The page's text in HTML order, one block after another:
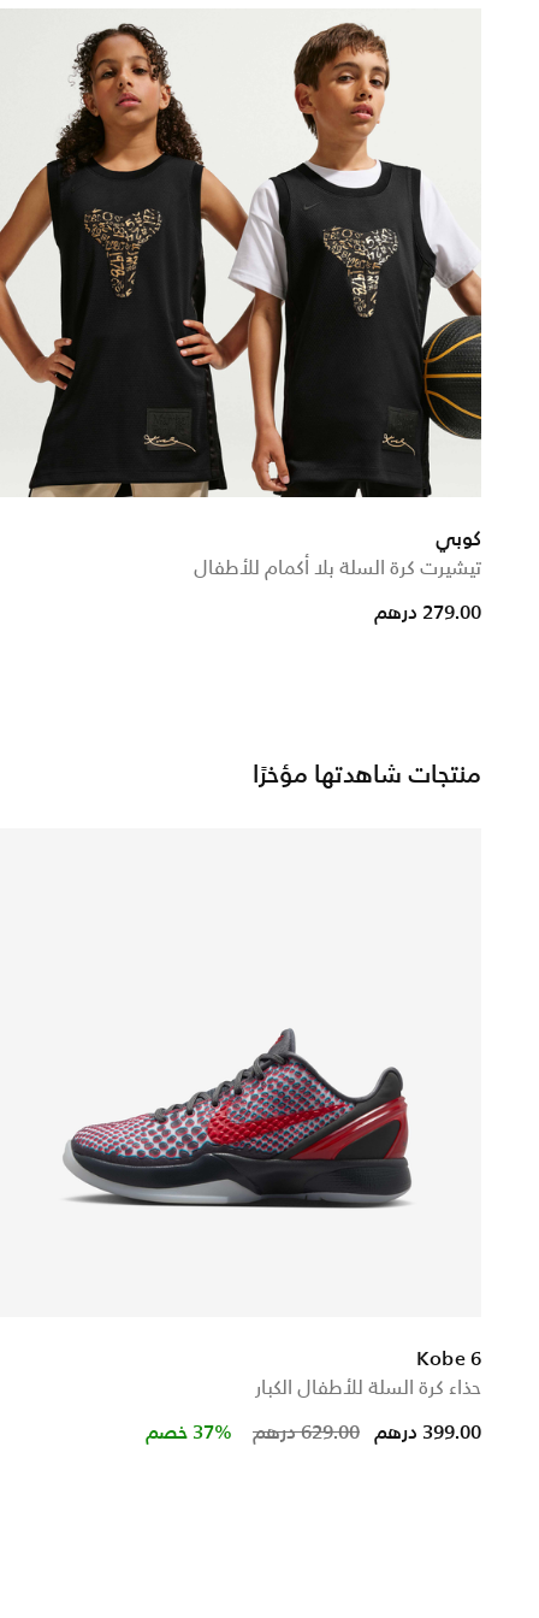
كوبي
تيشيرت كرة السلة بلا أكمام للأطفال
279.00 درهم
منتجات شاهدتها مؤخرًا
Kobe 6
حذاء كرة السلة للأطفال الكبار
Price reduced from629.00 درهم to 399.00 درهم 37% خصم